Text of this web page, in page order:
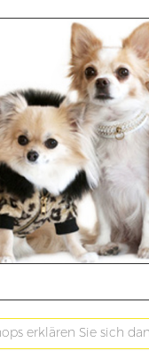
erklären Sie sich